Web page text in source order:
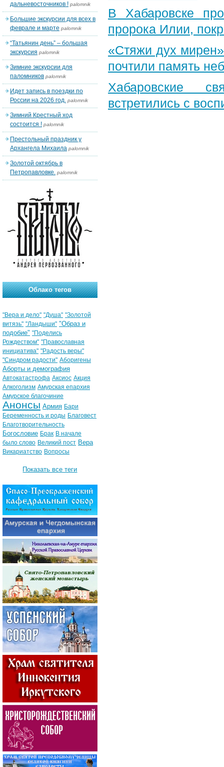
В Хабаровске
пророка Илии,
«Стяжи дух
почтили память
Хабаровские
встретились с
дальневосточников ! palomnik
Большие экскурсии для всех в
феврале и марте palomnik
“Татьянин день” – большая
экскурсия palomnik
Зимние экскурсии для
паломников palomnik
Идет запись в поездки по
России на 2026 год. palomnik
Зимний Крестный ход
состоится ! palomnik
Престольный праздник у
Архангела Михаила palomnik
Золотой октябрь в
Петропавловке. palomnik
Облако тегов
"Вера и дело" "Душа" "Золотой
витязь" "Ландыши" "Образ и
подобие" "Поделись
Рождеством" "Православная
инициатива" "Радость веры"
"Синдром радости" Аборигены
Аборты и демография
Автокатастрофа Аксиос Акция
Алкоголизм Амурская епархия
Амурское благочиние
Анонсы Армия Бари
Беременность и роды Благовест
Благотворительность
Богословие Брак В начале
было слово Великий пост Вера
Викариатство Вопросы
Показать все теги